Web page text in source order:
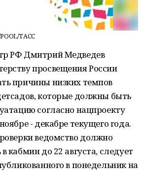
ТАСС
РФ Дмитрий Медведев
просвещения России
причины низких темпов
которые должны быть
согласно нацпроекту
- декабре текущего года.
ведомство должно
кабмин до 22 августа, следует
в понедельник на